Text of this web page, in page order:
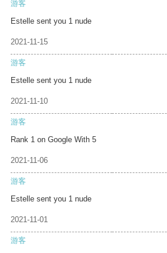
游客
Estelle sent you 1 nude
2021-11-15
游客
Estelle sent you 1 nude
2021-11-10
游客
Rank 1 on Google With 5
2021-11-06
游客
Estelle sent you 1 nude
2021-11-01
游客